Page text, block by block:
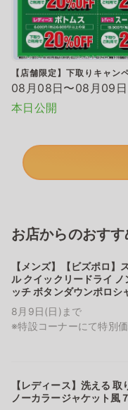
【店舗限定】下取りキャン
08月08日〜08月09
本日公開
お店からのおす
【メンズ】【ビズポロ】
ル クイックリードライ
ッチ ボタンダウンポロシ
8月9日(日)まで
※特設コーナーにて特別
【レディース】洗える
ノーカラージャケット風